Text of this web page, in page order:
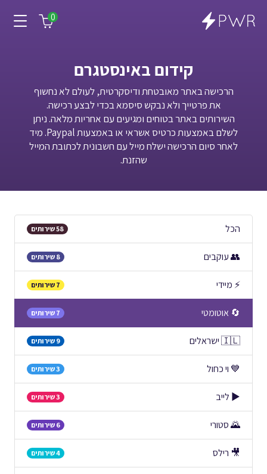
0
קידום באינסטגרם
הרכישה באתר מאובטחת ודיסקרטית, לעולם לא נחשוף
את פרטייך ולא נבקש סיסמא בכדי לבצע רכישה.
השירותים באתר בטוחים ומגיעים עם אחריות מלאה. ניתן
לשלם באמצעות כרטיס אשראי או באמצעות Paypal. מיד
לאחר סיום הרכישה ישלח מייל עם חשבונית לכתובת המייל
שהזנת.
הכל 58 שירותים
👥 עוקבים 8 שירותים
⚡ מיידי 7 שירותים
🔄 אוטומטי 7 שירותים
🇮🇱 ישראלים 9 שירותים
💙 וי כחול 3 שירותים
▶️ לייב 3 שירותים
🌄 סטורי 6 שירותים
🎥 רילס 4 שירותים